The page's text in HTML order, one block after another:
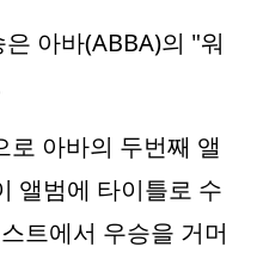
아바(ABBA)의 "워
로 아바의 두번째 앨
앨범에 타이틀로 수
트에서 우승을 거머